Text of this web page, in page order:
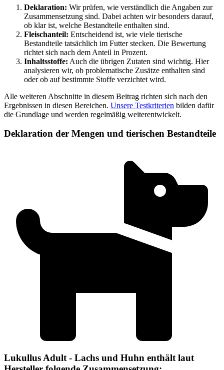
Deklaration: Wir prüfen, wie verständlich die Angaben zur
Zusammensetzung sind. Dabei achten wir besonders darauf,
ob klar ist, welche Bestandteile enthalten sind.
Fleischanteil: Entscheidend ist, wie viele tierische
Bestandteile tatsächlich im Futter stecken. Die Bewertung
richtet sich nach dem Anteil in Prozent.
Inhaltsstoffe: Auch die übrigen Zutaten sind wichtig. Hier
analysieren wir, ob problematische Zusätze enthalten sind
oder ob auf bestimmte Stoffe verzichtet wird.
Alle weiteren Abschnitte in diesem Beitrag richten sich nach den
Ergebnissen in diesen Bereichen. Unsere Testkriterien bilden dafür
die Grundlage und werden regelmäßig weiterentwickelt.
Deklaration der Mengen und tierischen Bestandteile
Lukullus Adult - Lachs und Huhn enthält laut